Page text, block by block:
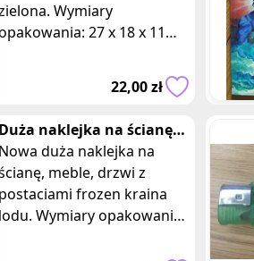
Wymiary
27 x 18 x 11
dla dzieci, które
bawić się w piaskowni
22,00 zł
naklejka na ścianę
kraina lodu zielona
napisem
duża naklejka na
meble, drzwi z
frozen kraina
Wymiary opakowania